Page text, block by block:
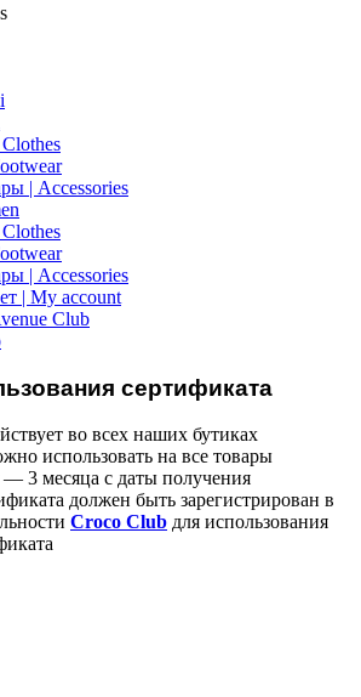
| Accessories
| Accessories
| My account
Club
сертификата
во всех наших бутиках
использовать на все товары
— 3 месяца с даты получения
должен быть зарегистрирован в
Croco Club для использования